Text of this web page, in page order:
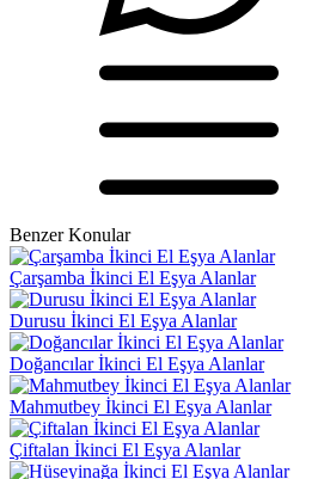
Benzer Konular
Çarşamba İkinci El Eşya Alanlar
Durusu İkinci El Eşya Alanlar
Doğancılar İkinci El Eşya Alanlar
Mahmutbey İkinci El Eşya Alanlar
Çiftalan İkinci El Eşya Alanlar